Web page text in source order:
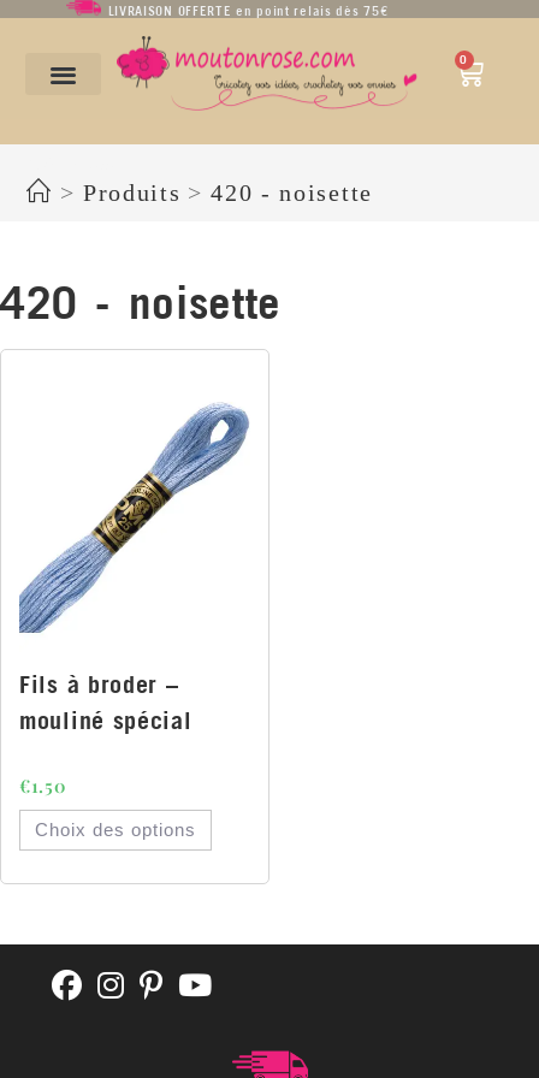
LIVRAISON OFFERTE en point relais dès 75€
0
> Produits > 420 - noisette
420 - noisette
Fils à broder –
mouliné spécial
€1.50
Choix des options